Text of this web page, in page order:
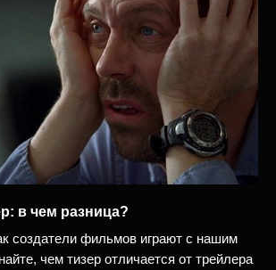
в чем разница?
создатели фильмов играют с нашим
чем тизер отличается от трейлера